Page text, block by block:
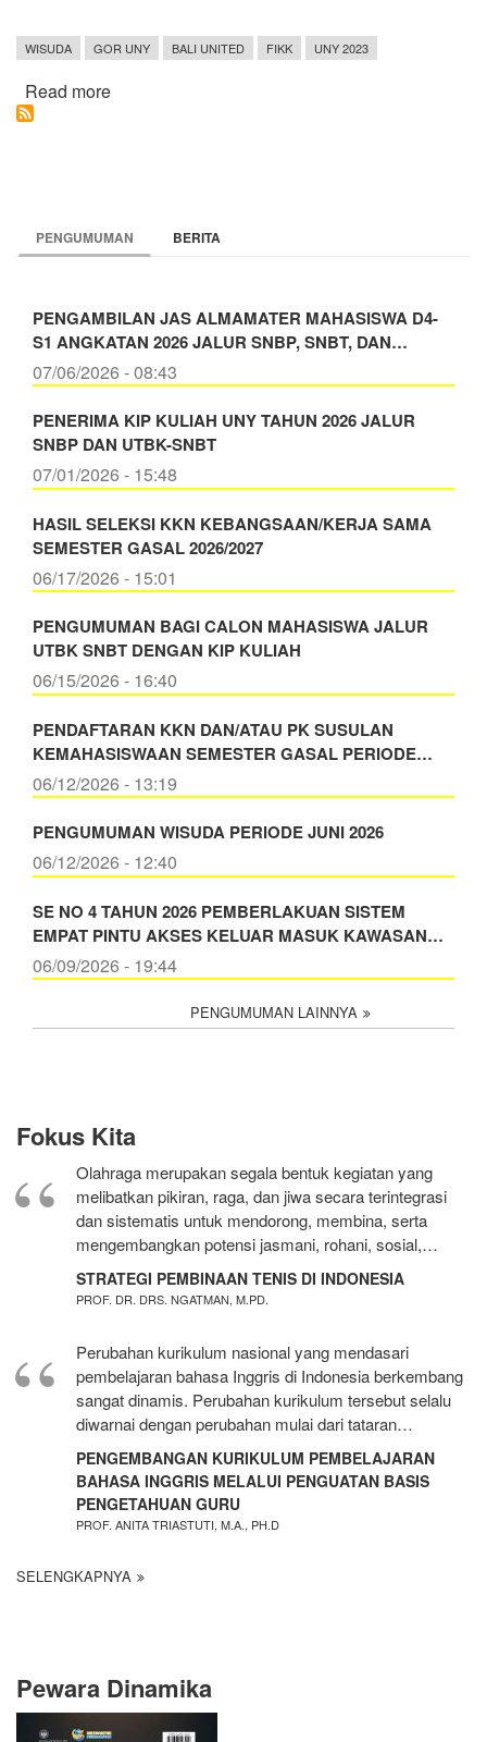
WISUDA GOR UNY BALI UNITED FIKK UNY 2023
Read more
Berhasil
Magister
FIKK
UNY
PENGUMUMAN BERITA
PENGAMBILAN JAS ALMAMATER MAHASISWA D4-
S1 ANGKATAN 2026 JALUR SNBP, SNBT, DAN…
07/06/2026 - 08:43
PENERIMA KIP KULIAH UNY TAHUN 2026 JALUR
SNBP DAN UTBK-SNBT
07/01/2026 - 15:48
HASIL SELEKSI KKN KEBANGSAAN/KERJA SAMA
SEMESTER GASAL 2026/2027
06/17/2026 - 15:01
PENGUMUMAN BAGI CALON MAHASISWA JALUR
UTBK SNBT DENGAN KIP KULIAH
06/15/2026 - 16:40
PENDAFTARAN KKN DAN/ATAU PK SUSULAN
KEMAHASISWAAN SEMESTER GASAL PERIODE…
06/12/2026 - 13:19
PENGUMUMAN WISUDA PERIODE JUNI 2026
06/12/2026 - 12:40
SE NO 4 TAHUN 2026 PEMBERLAKUAN SISTEM
EMPAT PINTU AKSES KELUAR MASUK KAWASAN…
06/09/2026 - 19:44
PENGUMUMAN LAINNYA
Fokus Kita
Olahraga merupakan segala bentuk kegiatan yang
melibatkan pikiran, raga, dan jiwa secara terintegrasi
dan sistematis untuk mendorong, membina, serta
mengembangkan potensi jasmani, rohani, sosial,…
STRATEGI PEMBINAAN TENIS DI INDONESIA
PROF. DR. DRS. NGATMAN, M.PD.
Perubahan kurikulum nasional yang mendasari
pembelajaran bahasa Inggris di Indonesia berkembang
sangat dinamis. Perubahan kurikulum tersebut selalu
diwarnai dengan perubahan mulai dari tataran…
PENGEMBANGAN KURIKULUM PEMBELAJARAN
BAHASA INGGRIS MELALUI PENGUATAN BASIS
PENGETAHUAN GURU
PROF. ANITA TRIASTUTI, M.A., PH.D
SELENGKAPNYA
Pewara Dinamika